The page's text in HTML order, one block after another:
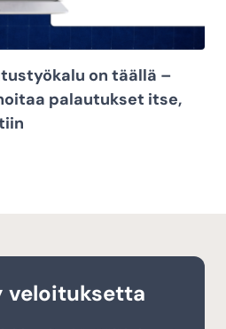
on täällä –
palautukset itse,
veloituksetta